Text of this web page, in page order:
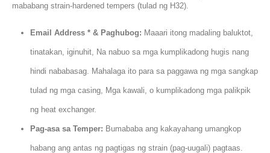
mababang strain-hardened tempers (tulad ng H32).
Email Address * & Paghubog: Maaari itong madaling baluktot,
tinatakan, iginuhit, Na nabuo sa mga kumplikadong hugis nang
hindi nababasag. Mahalaga ito para sa paggawa ng mga sangkap
tulad ng mga casing, Mga kawali, o kumplikadong mga palikpik
ng heat exchanger.
Pag-asa sa Temper: Bumababa ang kakayahang umangkop
habang ang antas ng pagtigas ng strain (pag-uugali) pagtaas.